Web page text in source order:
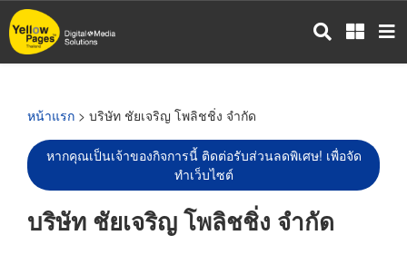
ข้าม
ไป
หน้าแรก > บริษัท ชัยเจริญ โพลิชชิ่ง จำกัด
หากคุณเป็นเจ้าของกิจการนี้ ติดต่อรับส่วนลดพิเศษ! เพื่อจัด
ทำเว็บไซต์
บริษัท ชัยเจริญ โพลิชชิ่ง จำกัด